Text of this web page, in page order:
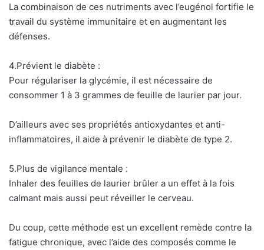
La combinaison de ces nutriments avec l’eugénol fortifie le
travail du système immunitaire et en augmentant les
défenses.
4.Prévient le diabète :
Pour régulariser la glycémie, il est nécessaire de
consommer 1 à 3 grammes de feuille de laurier par jour.
D’ailleurs avec ses propriétés antioxydantes et anti-
inflammatoires, il aide à prévenir le diabète de type 2.
5.Plus de vigilance mentale :
Inhaler des feuilles de laurier brûler a un effet à la fois
calmant mais aussi peut réveiller le cerveau.
Du coup, cette méthode est un excellent remède contre la
fatigue chronique, avec l’aide des composés comme le